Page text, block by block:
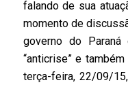
falando de sua
momento de
governo do Paraná
“anticrise” e
terça-feira, 22/09/